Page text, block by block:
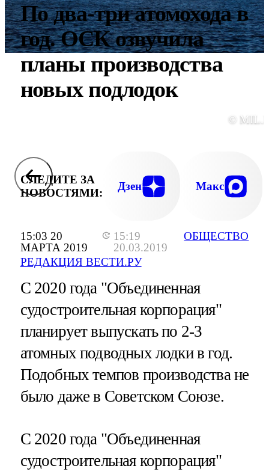
15:03 20
МАРТА 2019
15:19
20.03.2019
РЕДАКЦИЯ ВЕСТИ.РУ
ОБЩЕСТВО
По два-три атомохода в
год. ОСК озвучила
планы производства
новых подлодок
©
СЛЕДИТЕ ЗА
НОВОСТЯМИ:
Дзен Макс
С 2020 года "Объединенная
судостроительная корпорация"
планирует выпускать по 2-3
атомных подводных лодки в год.
Подобных темпов производства не
было даже в Советском Союзе.
С 2020 года "Объединенная
судостроительная корпорация"